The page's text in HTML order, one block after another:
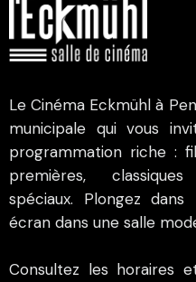
Le Cinéma Eckmühl à
municipale qui vous
programmation riche :
premières,
spéciaux. Plongez
écran dans une salle
Consultez les horaires